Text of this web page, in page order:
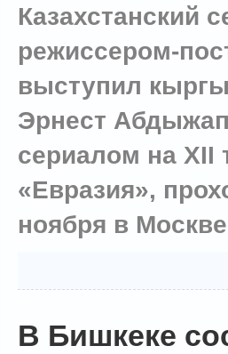
Казахстанский
режиссером-
выступил
Эрнест
сериалом на XII
«Евразия»,
ноября в
В Бишкеке